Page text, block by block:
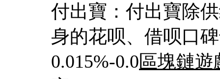
付出寶：付出寶除
身的花呗、借呗口
0.015%-0.0區塊鏈遊